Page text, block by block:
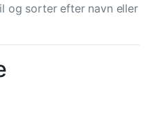
og sorter efter navn eller